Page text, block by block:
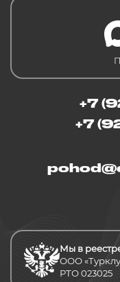
+7
+7
Мы в
ООО
РТО 023025